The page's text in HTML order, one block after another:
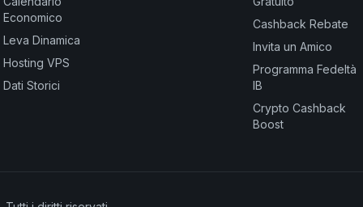
Economico
Leva Dinamica
Hosting VPS
Dati Storici
Cashback Rebate
Invita un Amico
Programma Fedeltà
IB
Crypto Cashback
Boost